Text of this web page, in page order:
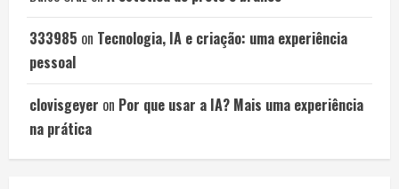
333985 on Tecnologia, IA e criação: uma experiência
pessoal
clovisgeyer on Por que usar a IA? Mais uma experiência
na prática